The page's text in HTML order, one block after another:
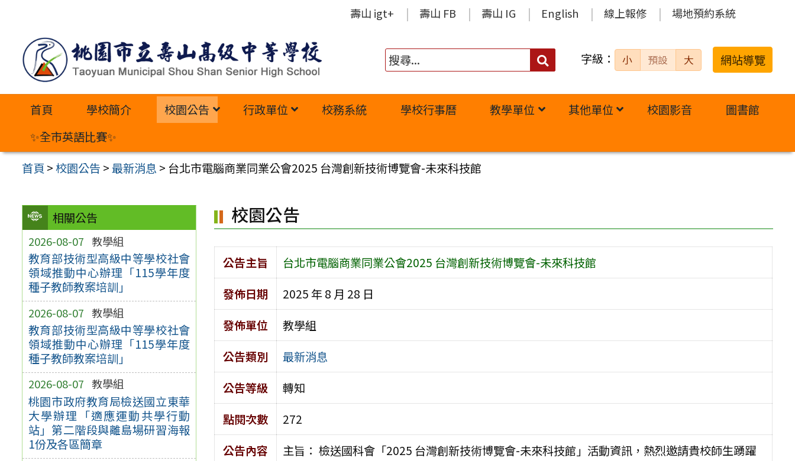
內
壽山 igt+ 壽山 FB 壽山 IG English 線上報修 場地預約系統
搜
字級： 小 預設 大 網站導覽
首頁 學校簡介 校園公告 行政單位 校務系統 學校行事曆 教學單位 其他單位 校園影音
圖書館
✨全市英語比賽✨
首頁 >校園公告 >最新消息 > 台北市電腦商業同業公會2025 台灣創新技術博覽會-未來科技館
相關公告
2026-08-07 教學組
教育部技術型高級中等學校社會
領域推動中心辦理「115學年度
種子教師教案培訓」
2026-08-07 教學組
教育部技術型高級中等學校社會
領域推動中心辦理「115學年度
種子教師教案培訓」
2026-08-07 教學組
桃園市政府教育局檢送國立東華
大學辦理「適應運動共學行動
站」第二階段與離島場研習海報
1份及各區簡章
校園公告
公告主旨
台北市電腦商業同業公會2025 台灣創新技術博覽會-未來科技館
發佈日期
2025 年 8 月 28 日
發佈單位
教學組
公告類別
最新消息
公告等級
轉知
點閱次數
272
公告內容
主旨： 檢送國科會「2025 台灣創新技術博覽會-未來科技館」活動資訊，熱烈邀請貴校師生踴躍